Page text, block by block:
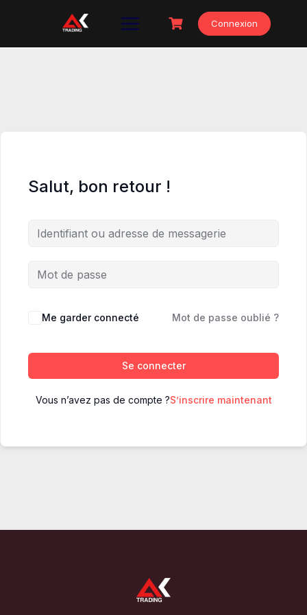
Connexion
Salut, bon retour !
Me garder connecté Mot de passe oublié ?
Se connecter
Vous n’avez pas de compte ?S’inscrire maintenant